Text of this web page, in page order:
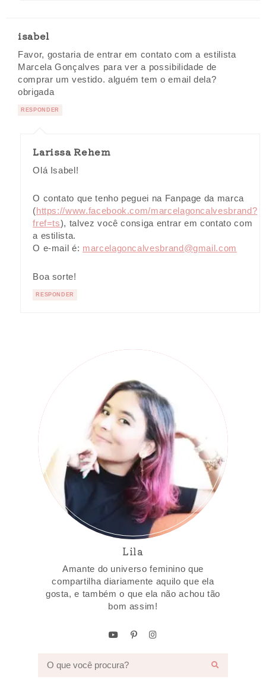
isabel
Favor, gostaria de entrar em contato com a estilista
Marcela Gonçalves para ver a possibilidade de
comprar um vestido. alguém tem o email dela?
obrigada
RESPONDER
Larissa Rehem
Olá Isabel!
O contato que tenho peguei na Fanpage da marca
(https://www.facebook.com/marcelagoncalvesbrand?
fref=ts), talvez você consiga entrar em contato com
a estilista.
O e-mail é: marcelagoncalvesbrand@gmail.com
Boa sorte!
RESPONDER
Lila
Amante do universo feminino que
compartilha diariamente aquilo que ela
gosta, e também o que ela não achou tão
bom assim!